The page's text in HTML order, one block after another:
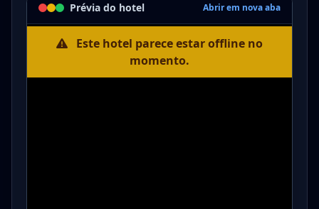
Prévia do hotel Abrir em nova aba
Este hotel parece estar offline no
momento.